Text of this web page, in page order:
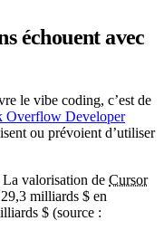
échouent avec
le vibe coding, c’est de
Overflow Developer
ou prévoient d’utiliser
valorisation de Cursor
milliards $ en
$ (source :